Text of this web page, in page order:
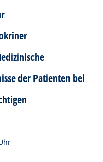
der Patienten bei